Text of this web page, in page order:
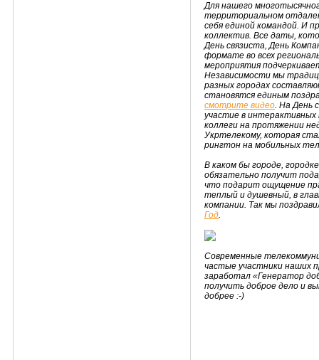
Для нашего
территориальном
себя единой командой. И
коллектив. Все даты,
День связиста, День
формате во всех
мероприятия
Независимости мы
разных городах
становятся единым
смотрите видео. На День
участие в интерактивных
коллеги на протяжении
Укртелекому, которая
рингтон на мобильных
В каком бы городе,
обязательно получит
что подарит ощущение
теплый и душевный, в
компании. Так мы
Год.
Современные
частые участники наших
заработал «Генератор
получить доброе дело и
добрее :-)